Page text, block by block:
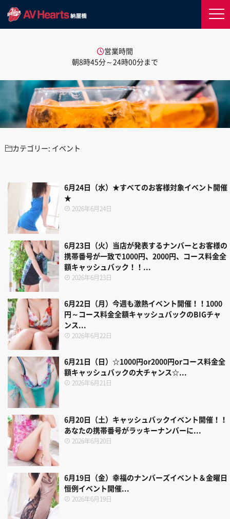
営業時間
朝8時45分～24時00分まで
カテゴリー: イベント
6月24日（水）★すべてのお客様対象イベント開催
★
2026年6月24日
6月23日（火）当店が発表するナンバーとお客様の
携帯番号が一致で1000円、2000円、コース料金全
額キャッシュバック！！...
2026年6月23日
6月22日（月）今週も激熱イベント開催！！1000
円～コース料金全額キャッシュバックのBIGチャ
ンス...
2026年6月22日
6月21日（日）☆1000円or2000円orコース料金全
額キャッシュバックの大チャンス☆...
2026年6月21日
6月20日（土）キャッシュバックイベント開催！！
あなたの携帯番号がラッキーナンバーに...
2026年6月20日
6月19日（金）幸福のナンバーズイベント＆金曜日
恒例イベント開催...
2026年6月19日